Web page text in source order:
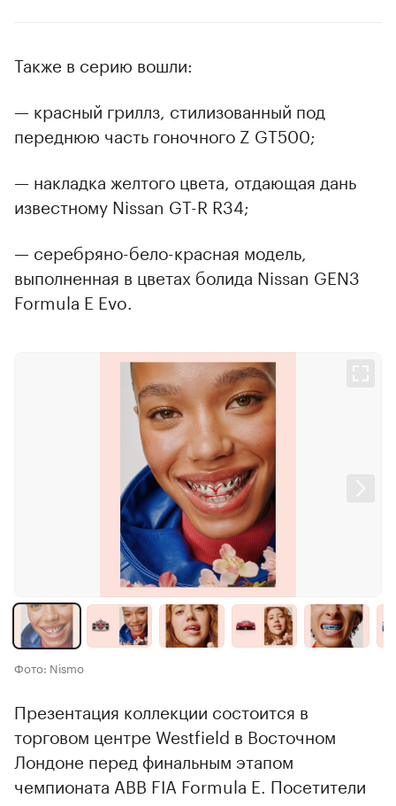
Также в серию вошли:
— красный гриллз, стилизованный под
переднюю часть гоночного Z GT500;
— накладка желтого цвета, отдающая дань
известному Nissan GT-R R34;
— серебряно-бело-красная модель,
выполненная в цветах болида Nissan GEN3
Formula E Evo.
Фото: Nismo
Презентация коллекции состоится в
торговом центре Westfield в Восточном
Лондоне перед финальным этапом
чемпионата ABB FIA Formula E. Посетители